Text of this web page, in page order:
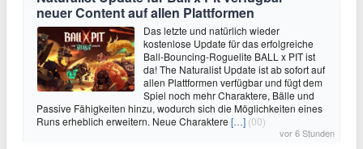
neuer Content auf allen Plattformen
Das letzte und natürlich wieder
kostenlose Update für das erfolgreiche
Ball-Bouncing-Roguelite BALL x PIT ist
da! The Naturalist Update ist ab sofort auf
allen Plattformen verfügbar und fügt dem
Spiel noch mehr Charaktere, Bälle und
Passive Fähigkeiten hinzu, wodurch sich die Möglichkeiten eines
Runs erheblich erweitern. Neue Charaktere […] (00)
vor 6 Stunden